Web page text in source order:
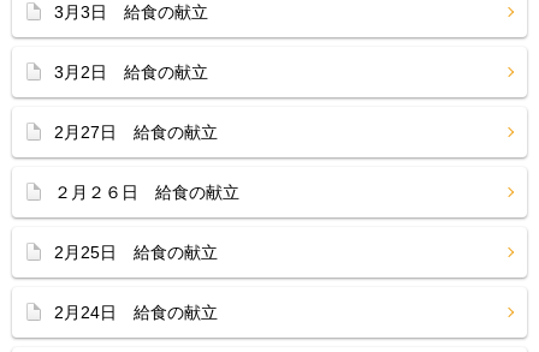
3月3日 給食の献立
3月2日 給食の献立
2月27日 給食の献立
２月２６日 給食の献立
2月25日 給食の献立
2月24日 給食の献立